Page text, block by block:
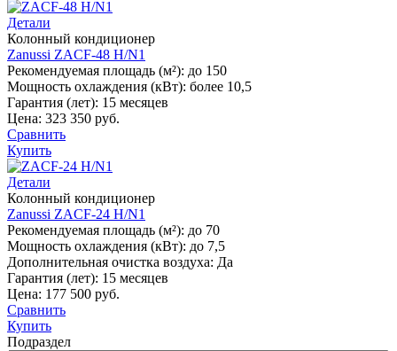
Детали
Колонный кондиционер
Zanussi ZACF-48 H/N1
Рекомендуемая площадь (м²): до 150
Мощность охлаждения (кВт): более 10,5
Гарантия (лет): 15 месяцев
Цена: 323 350 руб.
Сравнить
Купить
Детали
Колонный кондиционер
Zanussi ZACF-24 H/N1
Рекомендуемая площадь (м²): до 70
Мощность охлаждения (кВт): до 7,5
Дополнительная очистка воздуха: Да
Гарантия (лет): 15 месяцев
Цена: 177 500 руб.
Сравнить
Купить
Подраздел